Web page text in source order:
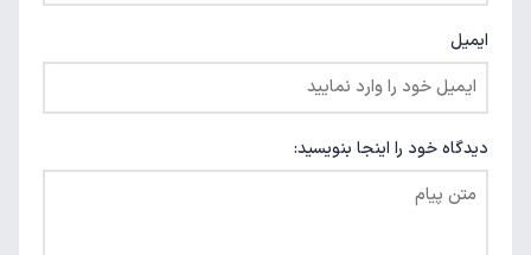
ایمیل
دیدگاه خود را اینجا بنویسید: